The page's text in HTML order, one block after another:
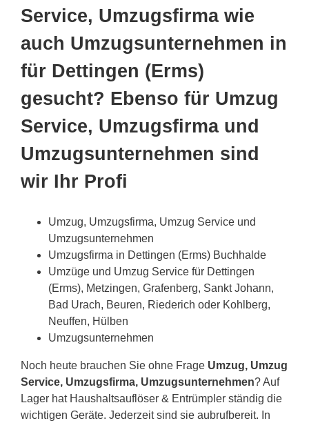
Service, Umzugsfirma wie
auch Umzugsunternehmen in
für Dettingen (Erms)
gesucht? Ebenso für Umzug
Service, Umzugsfirma und
Umzugsunternehmen sind
wir Ihr Profi
Umzug, Umzugsfirma, Umzug Service und
Umzugsunternehmen
Umzugsfirma in Dettingen (Erms) Buchhalde
Umzüge und Umzug Service für Dettingen
(Erms), Metzingen, Grafenberg, Sankt Johann,
Bad Urach, Beuren, Riederich oder Kohlberg,
Neuffen, Hülben
Umzugsunternehmen
Noch heute brauchen Sie ohne Frage Umzug, Umzug
Service, Umzugsfirma, Umzugsunternehmen? Auf
Lager hat Haushaltsauflöser & Entrümpler ständig die
wichtigen Geräte. Jederzeit sind sie aubrufbereit. In